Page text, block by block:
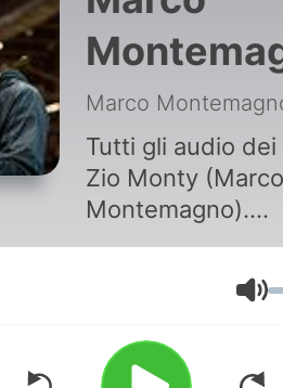
Podcast
Marco
Tutti gli audio
Zio Monty (Marco
Montemagno).